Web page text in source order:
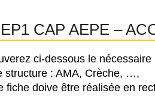
CAP AEPE –
ci-dessous le nécessaire
structure : AMA, Crèche, …,
fiche doive être réalisée en